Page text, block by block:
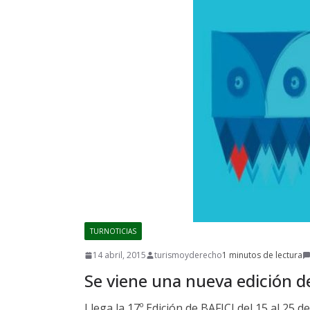
TURNOTICIAS
14 abril, 2015 turismoyderecho1 minutos de lectura
Se viene una nueva edición